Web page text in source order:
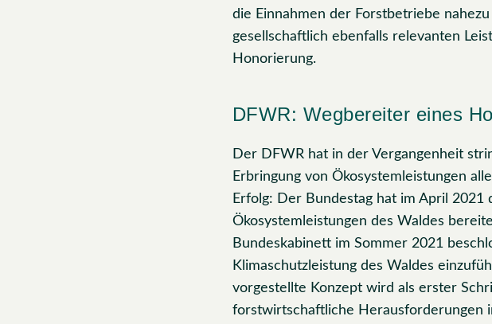
die Einnahmen der Forstbetriebe
gesellschaftlich ebenfalls relevanten
Honorierung.
DFWR: Wegbereiter eines
Der DFWR hat in der Vergangenheit
Erbringung von Ökosystemleistungen
Erfolg: Der Bundestag hat im April
Ökosystemleistungen des Waldes
Bundeskabinett im Sommer 2021
Klimaschutzleistung des Waldes
vorgestellte Konzept wird als erster
forstwirtschaftliche Herausforderungen